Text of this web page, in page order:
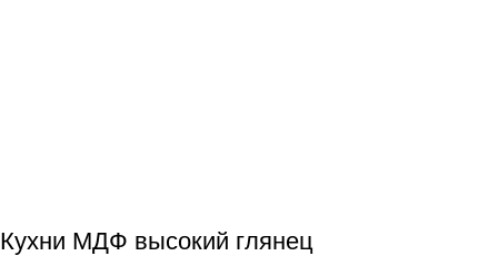
Кухни МДФ высокий глянец